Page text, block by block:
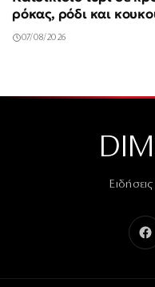
ρόκας, ρόδι και
07/08/2026